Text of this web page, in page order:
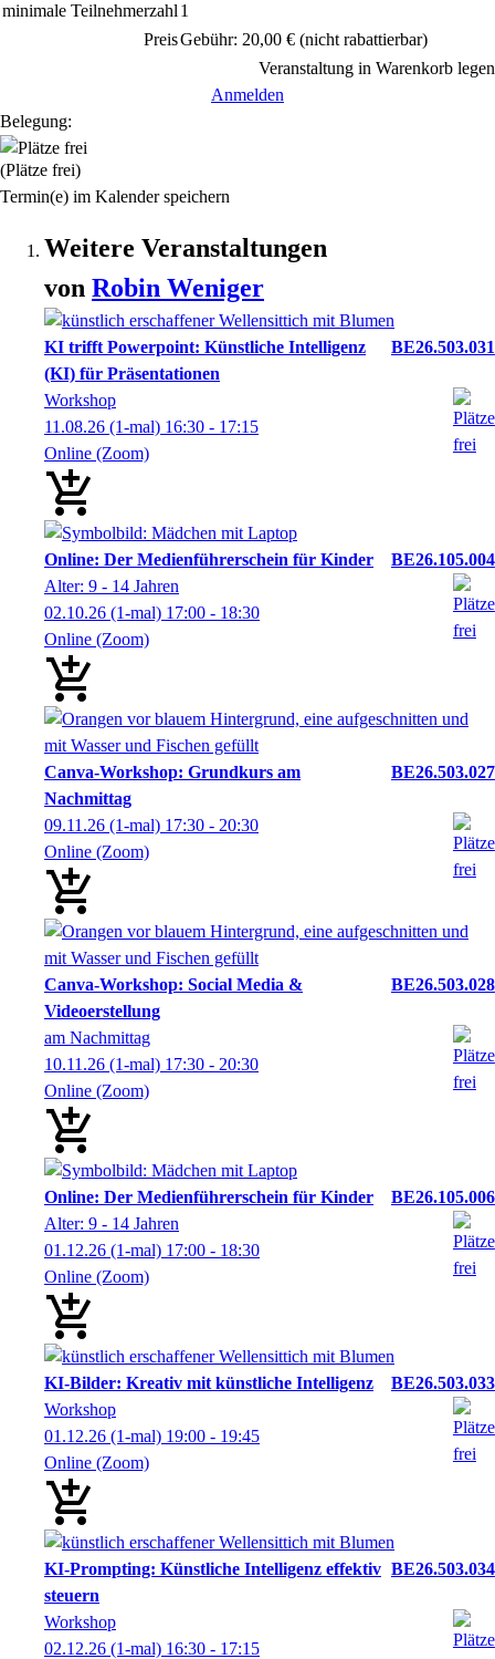
minimale Teilnehmerzahl 1
PreisGebühr: 20,00 € (nicht rabattierbar)
Veranstaltung in Warenkorb legen
Anmelden
Belegung:
(Plätze frei)
Termin(e) im Kalender speichern
Weitere Veranstaltungen
von Robin Weniger
KI trifft Powerpoint: Künstliche Intelligenz
(KI) für Präsentationen
BE26.503.031
Workshop
11.08.26 (1-mal) 16:30 - 17:15
Online (Zoom)
Online: Der Medienführerschein für Kinder
BE26.105.004
Alter: 9 - 14 Jahren
02.10.26 (1-mal) 17:00 - 18:30
Online (Zoom)
Canva-Workshop: Grundkurs am
Nachmittag
BE26.503.027
09.11.26 (1-mal) 17:30 - 20:30
Online (Zoom)
Canva-Workshop: Social Media &
Videoerstellung
BE26.503.028
am Nachmittag
10.11.26 (1-mal) 17:30 - 20:30
Online (Zoom)
Online: Der Medienführerschein für Kinder
BE26.105.006
Alter: 9 - 14 Jahren
01.12.26 (1-mal) 17:00 - 18:30
Online (Zoom)
KI-Bilder: Kreativ mit künstliche Intelligenz
BE26.503.033
Workshop
01.12.26 (1-mal) 19:00 - 19:45
Online (Zoom)
KI-Prompting: Künstliche Intelligenz effektiv
steuern
BE26.503.034
Workshop
02.12.26 (1-mal) 16:30 - 17:15